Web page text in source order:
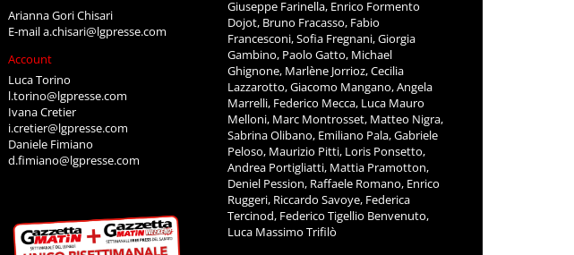
Arianna Gori Chisari
E-maila.chisari@lgpresse.com
Account
Luca Torino
l.torino@lgpresse.com
Ivana Cretier
i.cretier@lgpresse.com
Daniele Fimiano
d.fimiano@lgpresse.com
Giuseppe Farinella, Enrico Formento
Dojot, Bruno Fracasso, Fabio
Francesconi, Sofia Fregnani, Giorgia
Gambino, Paolo Gatto, Michael
Ghignone, Marlène Jorrioz, Cecilia
Lazzarotto, Giacomo Mangano, Angela
Marrelli, Federico Mecca, Luca Mauro
Melloni, Marc Montrosset, Matteo Nigra,
Sabrina Olibano, Emiliano Pala, Gabriele
Peloso, Maurizio Pitti, Loris Ponsetto,
Andrea Portigliatti, Mattia Pramotton,
Deniel Pession, Raffaele Romano, Enrico
Ruggeri, Riccardo Savoye, Federica
Tercinod, Federico Tigellio Benvenuto,
Luca Massimo Trifilò